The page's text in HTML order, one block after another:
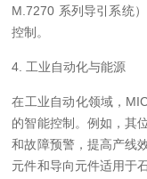
M.7270 系列导引系统
控制。
4. 工业自动化与能源
在工业自动化领域，
的智能控制。例如，其
和故障预警，提高产线
元件和导向元件适用于